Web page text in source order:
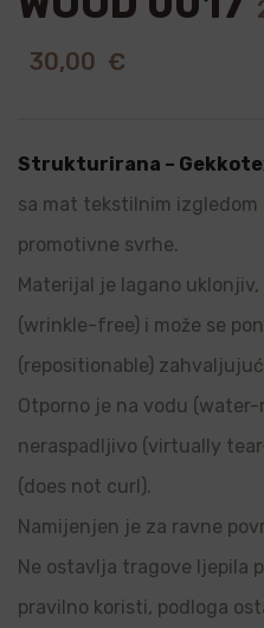
30,00 €
Strukturirana –
sa mat tekstilnim izgledom
promotivne svrhe.
Materijal je lagano
(wrinkle-free) i može se
(repositionable)
Otporno je na vodu
neraspadljivo (virtually
(does not curl).
Namijenjen je za ravne
Ne ostavlja tragove ljepila
pravilno koristi, podloga